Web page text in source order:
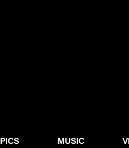
PICS MUSIC